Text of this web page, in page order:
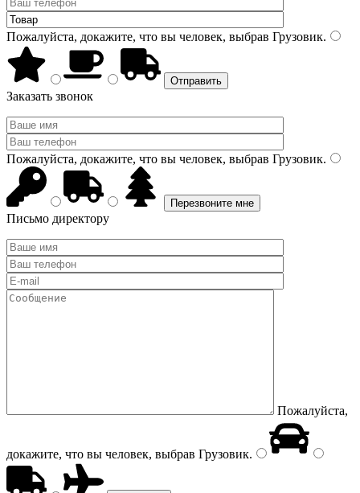
Пожалуйста, докажите, что вы человек, выбрав Грузовик.
Заказать звонок
Пожалуйста, докажите, что вы человек, выбрав Грузовик.
Письмо директору
Пожалуйста,
докажите, что вы человек, выбрав Грузовик.